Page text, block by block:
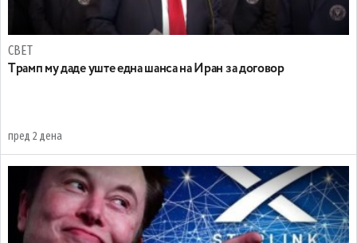
СВЕТ
Tрамп му даде уште една шанса на Иран за договор
пред 2 дена